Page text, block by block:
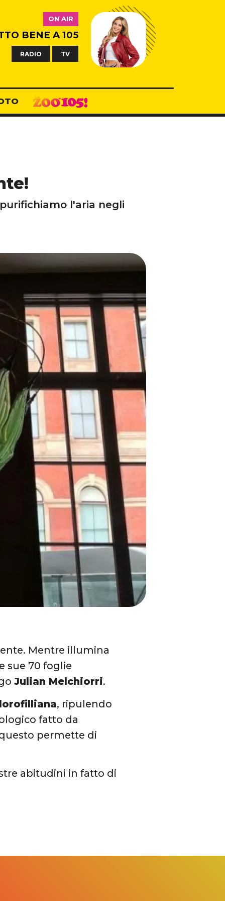
ON AIR
BENE A 105
RADIO TV
l'aria negli
Mentre illumina
sue 70 foglie
Julian Melchiorri.
, ripulendo
fatto da
permette di
abitudini in fatto di